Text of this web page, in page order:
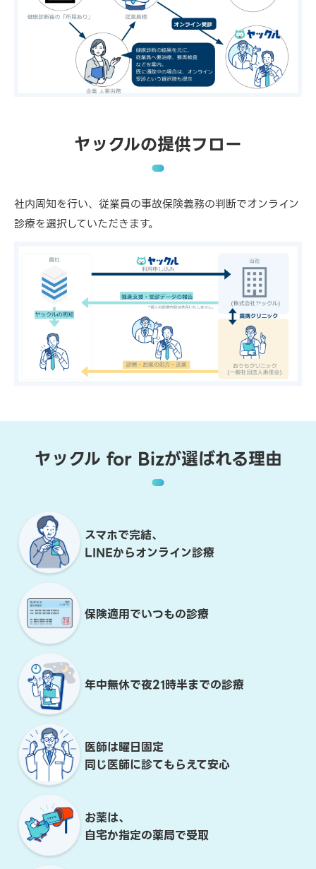
ヤックルの提供フロー
社内周知を行い、従業員の事故保険義務の判断でオンライン
診療を選択していただきます。
ヤックル for Bizが選ばれる理由
スマホで完結、
LINEからオンライン診療
保険適用でいつもの診療
年中無休で夜21時半までの診療
医師は曜日固定
同じ医師に診てもらえて安心
お薬は、
自宅か指定の薬局で受取